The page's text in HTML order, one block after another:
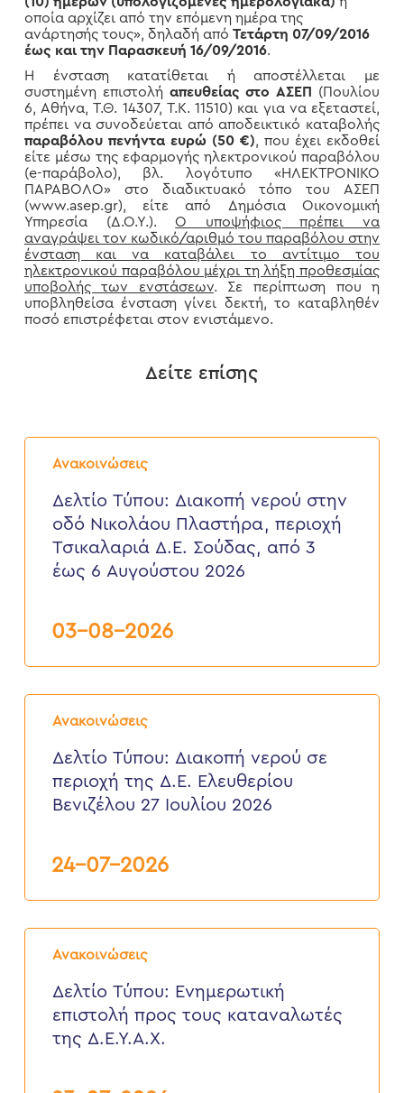
οποία αρχίζει από την επόμενη ημέρα της
ανάρτησής τους», δηλαδή από Τετάρτη 07/09/2016
έως και την Παρασκευή 16/09/2016.
Η ένσταση κατατίθεται ή αποστέλλεται με
συστημένη επιστολή απευθείας στο ΑΣΕΠ
(Πουλίου
6, Αθήνα, Τ.Θ. 14307, Τ.Κ. 11510) και για να εξεταστεί,
πρέπει να συνοδεύεται από αποδεικτικό καταβολής
παραβόλου πενήντα ευρώ (50 €), που έχει εκδοθεί
είτε μέσω της εφαρμογής ηλεκτρονικού παραβόλου
(e-παράβολο), βλ. λογότυπο «ΗΛΕΚΤΡΟΝΙΚΟ
ΠΑΡΑΒΟΛΟ» στο διαδικτυακό τόπο του ΑΣΕΠ
(www.asep.gr), είτε από Δημόσια Οικονομική
Υπηρεσία (Δ.Ο.Υ.).Ο υποψήφιος πρέπει να
αναγράψει τον κωδικό/αριθμό του παραβόλου στην
ένσταση και να καταβάλει το αντίτιμο του
ηλεκτρονικού παραβόλου μέχρι τη λήξη προθεσμίας
υποβολής των ενστάσεων. Σε περίπτωση που η
υποβληθείσα ένσταση γίνει δεκτή, το καταβληθέν
ποσό επιστρέφεται στον ενιστάμενο.
Δείτε επίσης
Ανακοινώσεις
Δελτίο
Τύπου:
νερού
στην
Νικολάου
Πλαστήρα,
περιοχή
Σούδας,
έως
2026
Δελτίο Τύπου: Διακοπή νερού στην
οδό Νικολάου Πλαστήρα, περιοχή
Τσικαλαριά Δ.Ε. Σούδας, από 3
έως 6 Αυγούστου 2026
03-08-2026
Ανακοινώσεις
Δελτίο
Τύπου:
νερού
περιοχή
2026
Δελτίο Τύπου: Διακοπή νερού σε
περιοχή της Δ.Ε. Ελευθερίου
Βενιζέλου 27 Ιουλίου 2026
24-07-2026
Ανακοινώσεις
Δελτίο
Τύπου:
επιστολή
προς
τους
καταναλωτές
Δελτίο Τύπου: Eνημερωτική
επιστολή προς τους καταναλωτές
της Δ.Ε.Υ.Α.Χ.